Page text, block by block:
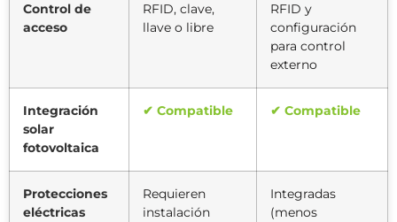
Control de
acceso
RFID, clave,
llave o libre
RFID y
configuración
para control
externo
Integración
solar
fotovoltaica
✔ Compatible ✔ Compatible
Protecciones
eléctricas
Requieren
instalación
Integradas
(menos